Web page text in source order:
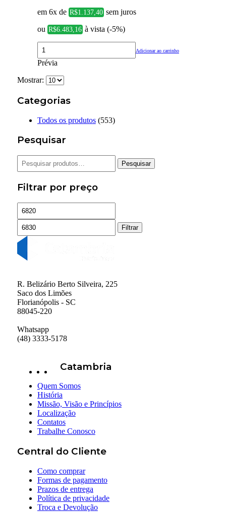
em 6x de R$1.137,40 sem juros
ou R$6.483,16 à vista (-5%)
Adicionar ao carrinho
Prévia
Mostrar:
Categorias
Todos os produtos (553)
Pesquisar
Pesquisar
por:
Pesquisar
Filtrar por preço
Preço
mínimo
Filtrar
R. Belizário Berto Silveira, 225
Saco dos Limões
Florianópolis - SC
88045-220
Whatsapp
(48) 3333-5178
Catambria
Quem Somos
História
Missão, Visão e Princípios
Localização
Contatos
Trabalhe Conosco
Central do Cliente
Como comprar
Formas de pagamento
Prazos de entrega
Política de privacidade
Troca e Devolução